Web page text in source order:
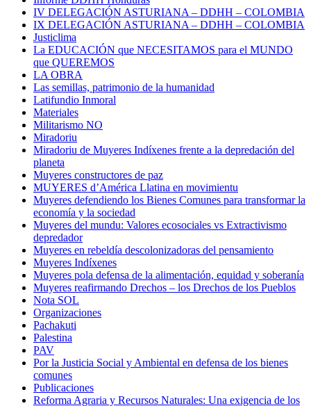
IV DELEGACIÓN ASTURIANA – DDHH – COLOMBIA
IX DELEGACIÓN ASTURIANA – DDHH – COLOMBIA
Justiclima
La EDUCACIÓN que NECESITAMOS para el MUNDO
que QUEREMOS
LA OBRA
Las semillas, patrimonio de la humanidad
Latifundio Inmoral
Materiales
Militarismo NO
Miradoriu
Miradoriu de Muyeres Indíxenes frente a la depredación del
planeta
Muyeres constructores de paz
MUYERES d’América Llatina en movimientu
Muyeres defendiendo los Bienes Comunes para transformar la
economía y la sociedad
Muyeres del mundu: Valores ecosociales vs Extractivismo
depredador
Muyeres en rebeldía descolonizadoras del pensamiento
Muyeres Indíxenes
Muyeres pola defensa de la alimentación, equidad y soberanía
Muyeres reafirmando Drechos – los Drechos de los Pueblos
Nota SOL
Organizaciones
Pachakuti
Palestina
PAV
Por la Justicia Social y Ambiental en defensa de los bienes
comunes
Publicaciones
Reforma Agraria y Recursos Naturales: Una exigencia de los